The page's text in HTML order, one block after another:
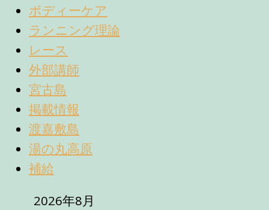
ボディーケア
ランニング理論
レース
外部講師
宮古島
掲載情報
渡嘉敷島
湯の丸高原
補給
2026年8月